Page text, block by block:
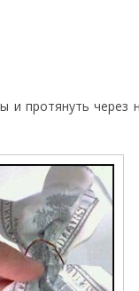
протянуть через